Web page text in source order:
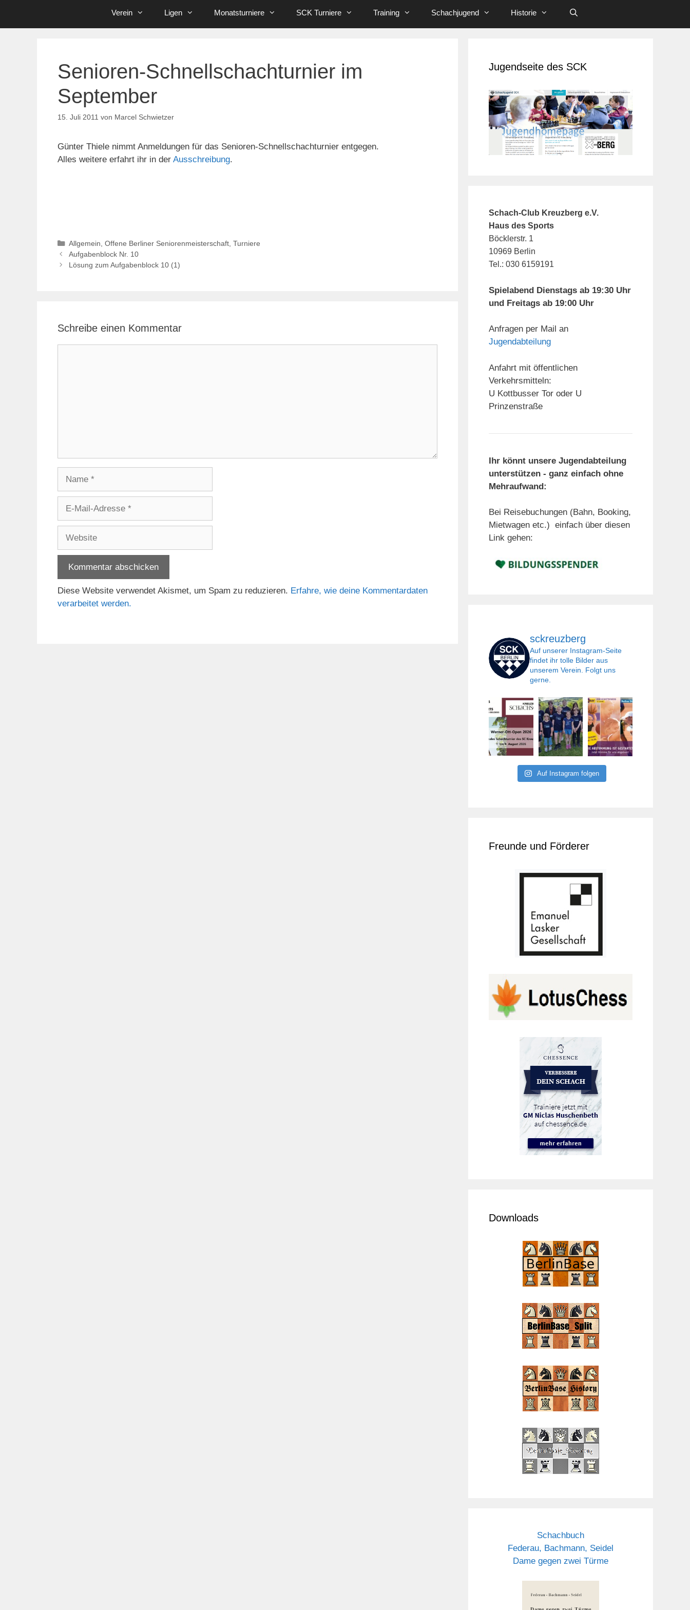
Verein Ligen Monatsturniere SCK Turniere Training Schachjugend Historie
Senioren-Schnellschachturnier im
September
15. Juli 2011 von Marcel Schwietzer
Günter Thiele nimmt Anmeldungen für das Senioren-Schnellschachturnier entgegen.
Alles weitere erfahrt ihr in der Ausschreibung.
Kategorien
Allgemein, Offene Berliner Seniorenmeisterschaft, Turniere
Aufgabenblock Nr. 10
Lösung zum Aufgabenblock 10 (1)
Schreibe einen Kommentar
Adresse
Diese Website verwendet Akismet, um Spam zu reduzieren. Erfahre, wie deine Kommentardaten
verarbeitet werden.
Jugendseite des SCK
Schach-Club Kreuzberg e.V.
Haus des Sports
Böcklerstr. 1
10969 Berlin
Tel.: 030 6159191
Spielabend Dienstags ab 19:30 Uhr
und Freitags ab 19:00 Uhr
Anfragen per Mail an
Jugendabteilung
Anfahrt mit öffentlichen
Verkehrsmitteln:
U Kottbusser Tor oder U
Prinzenstraße
Ihr könnt unsere Jugendabteilung
unterstützen - ganz einfach ohne
Mehraufwand:
Bei Reisebuchungen (Bahn, Booking,
Mietwagen etc.) einfach über diesen
Link gehen:
sckreuzberg
Auf unserer Instagram-Seite
findet ihr tolle Bilder aus
unserem Verein. Folgt uns
gerne.
Auf Instagram folgen
Freunde und Förderer
Downloads
Schachbuch
Federau, Bachmann, Seidel
Dame gegen zwei Türme